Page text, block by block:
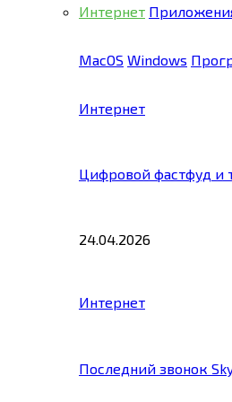
Интернет
MacOS Windows
Интернет
Цифровой фастфуд и
24.04.2026
Интернет
Последний звонок